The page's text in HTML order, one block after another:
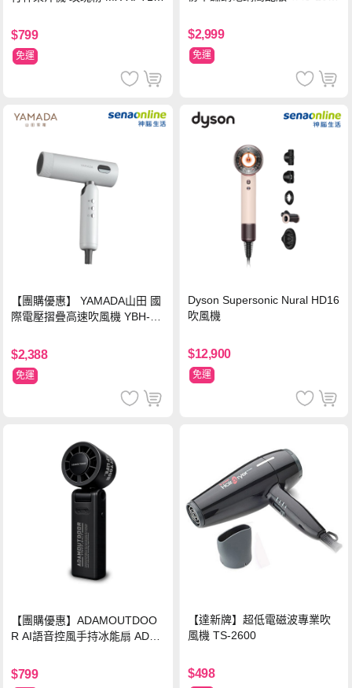
$799
免運
$2,999
免運
【團購優惠】 YAMADA山田 國
際電壓摺疊高速吹風機 YBH-12
$2,388
免運
Dyson Supersonic Nural HD16
吹風機
$12,900
免運
【團購優惠】ADAMOUTDOO
R AI語音控風手持冰能扇 ADFN
$799
【達新牌】超低電磁波專業吹
風機 TS-2600
$498